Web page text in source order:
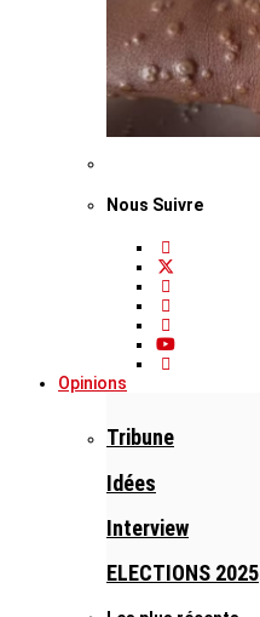
Nous Suivre
Opinions
Tribune
Idées
Interview
ELECTIONS 2025